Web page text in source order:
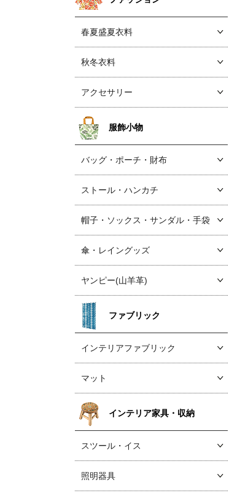
春夏盛夏衣料
秋冬衣料
アクセサリー
服飾小物
バッグ・ポーチ・財布
ストール・ハンカチ
帽子・ソックス ・サンダル・手袋
傘・レイングッズ
ヤンピー(山羊革)
ファブリック
インテリアファブリック
マット
インテリア家具・収納
スツール・イス
照明器具